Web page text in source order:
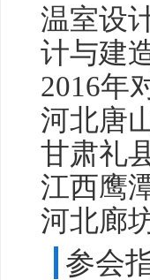
温室设
计与建
2016年
河北唐
甘肃礼
江西鹰
河北廊
参会